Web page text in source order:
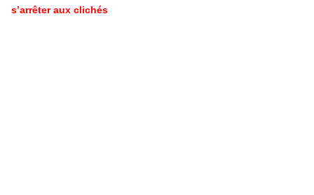
s’arrêter aux clichés